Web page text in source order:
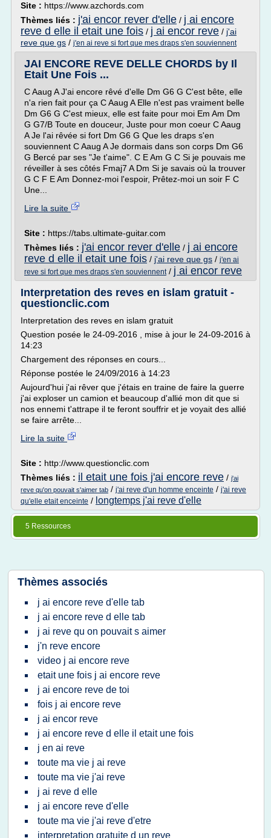
Site : https://www.azchords.com
Thèmes liés : j'ai encor rever d'elle / j ai encore
reve d elle il etait une fois / j ai encor reve / j'ai
reve que gs / j'en ai reve si fort que mes draps s'en souviennent
JAI ENCORE REVE DELLE CHORDS by Il
Etait Une Fois ...
C Aaug A J'ai encore rêvé d'elle Dm G6 G C'est bête, elle
n'a rien fait pour ça C Aaug A Elle n'est pas vraiment belle
Dm G6 G C'est mieux, elle est faite pour moi Em Am Dm
G G7/B Toute en douceur, Juste pour mon coeur C Aaug
A Je l'ai rêvée si fort Dm G6 G Que les draps s'en
souviennent C Aaug A Je dormais dans son corps Dm G6
G Bercé par ses "Je t'aime". C E Am G C Si je pouvais me
réveiller à ses côtés Fmaj7 A Dm Si je savais où la trouver
G C F E Am Donnez-moi l'espoir, Prêtez-moi un soir F C
Une...
Lire la suite
Site : https://tabs.ultimate-guitar.com
Thèmes liés : j'ai encor rever d'elle / j ai encore
reve d elle il etait une fois / j'ai reve que gs / j'en ai
reve si fort que mes draps s'en souviennent/ j ai encor reve
Interpretation des reves en islam gratuit -
questionclic.com
Interpretation des reves en islam gratuit
Question posée le 24-09-2016 , mise à jour le 24-09-2016 à
14:23
Chargement des réponses en cours...
Réponse postée le 24/09/2016 à 14:23
Aujourd'hui j'ai rêver que j'étais en traine de faire la guerre
j'ai exploser un camion et beaucoup d'allié mon dit que si
nos ennemi t'attrape il te feront souffrir et je voyait des allié
se faire arrête...
Lire la suite
Site : http://www.questionclic.com
Thèmes liés : il etait une fois j'ai encore reve / j'ai
reve qu'on pouvait s'aimer tab / j'ai reve d'un homme enceinte / j'ai reve
qu'elle etait enceinte / longtemps j'ai reve d'elle
5 Ressources
Thèmes associés
j ai encore reve d'elle tab
j ai encore reve d elle tab
j ai reve qu on pouvait s aimer
j'n reve encore
video j ai encore reve
etait une fois j ai encore reve
j ai encore reve de toi
fois j ai encore reve
j ai encor reve
j ai encore reve d elle il etait une fois
j en ai reve
toute ma vie j ai reve
toute ma vie j'ai reve
j ai reve d elle
j ai encore reve d'elle
toute ma vie j'ai reve d'etre
interpretation gratuite d un reve